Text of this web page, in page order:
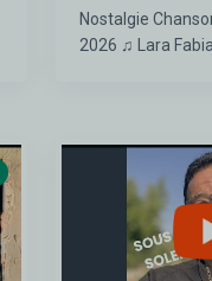
Nostalgie
2026 ♫ Lara